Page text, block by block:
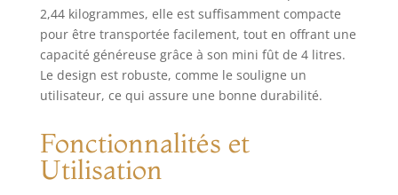
maintient une
pression sous vide
à l'intérieur du fût,
ce qui permet de
conserver la
bière pendant 1 à
3 mois. N'oubliez
2,44 kilogrammes, elle est suffisamment compacte
pour être transportée facilement, tout en offrant une
capacité généreuse grâce à son mini fût de 4 litres.
Le design est robuste, comme le souligne un
utilisateur, ce qui assure une bonne durabilité.
Fonctionnalités et
Utilisation